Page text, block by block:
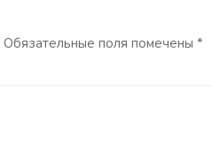
Обязательные поля помечены *